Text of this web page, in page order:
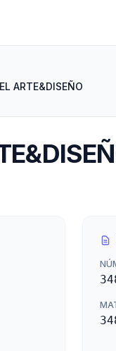
ARTE&DISEÑO